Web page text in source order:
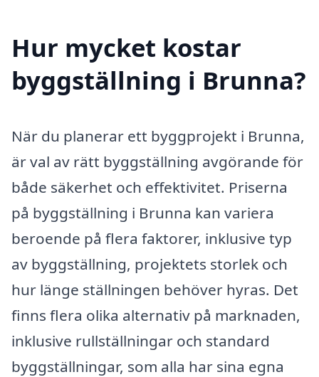
Hur mycket kostar
byggställning i Brunna?
När du planerar ett byggprojekt i Brunna,
är val av rätt byggställning avgörande för
både säkerhet och effektivitet. Priserna
på byggställning i Brunna kan variera
beroende på flera faktorer, inklusive typ
av byggställning, projektets storlek och
hur länge ställningen behöver hyras. Det
finns flera olika alternativ på marknaden,
inklusive rullställningar och standard
byggställningar, som alla har sina egna